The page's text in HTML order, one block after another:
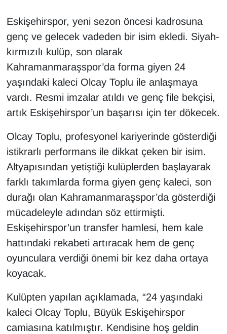
Eskişehirspor, yeni sezon öncesi kadrosuna
genç ve gelecek vadeden bir isim ekledi. Siyah-
kırmızılı kulüp, son olarak
Kahramanmaraşspor’da forma giyen 24
yaşındaki kaleci Olcay Toplu ile anlaşmaya
vardı. Resmi imzalar atıldı ve genç file bekçisi,
artık Eskişehirspor’un başarısı için ter dökecek.
Olcay Toplu, profesyonel kariyerinde gösterdiği
istikrarlı performans ile dikkat çeken bir isim.
Altyapısından yetiştiği kulüplerden başlayarak
farklı takımlarda forma giyen genç kaleci, son
durağı olan Kahramanmaraşspor’da gösterdiği
mücadeleyle adından söz ettirmişti.
Eskişehirspor’un transfer hamlesi, hem kale
hattındaki rekabeti artıracak hem de genç
oyunculara verdiği önemi bir kez daha ortaya
koyacak.
Kulüpten yapılan açıklamada, “24 yaşındaki
kaleci Olcay Toplu, Büyük Eskişehirspor
camiasına katılmıştır. Kendisine hoş geldin